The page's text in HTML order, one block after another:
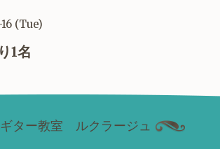
(Tue)
1名
ター教室 ルクラージュ